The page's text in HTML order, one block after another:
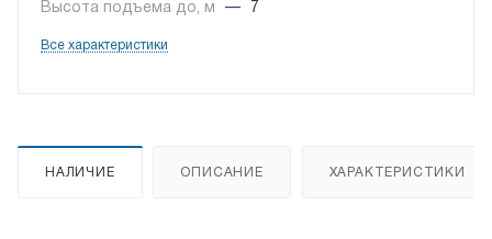
Высота подъема до, м
— 7
Все характеристики
НАЛИЧИЕ ОПИСАНИЕ ХАРАКТЕРИСТИКИ